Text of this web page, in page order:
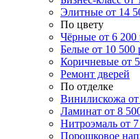
Элитные от 14
По цвету
Чёрные от 6 200
Белые от 10 500
Коричневые от
Ремонт дверей
По отделке
Винилискожа
Ламинат от 8
Нитроэмаль от
Порошковое